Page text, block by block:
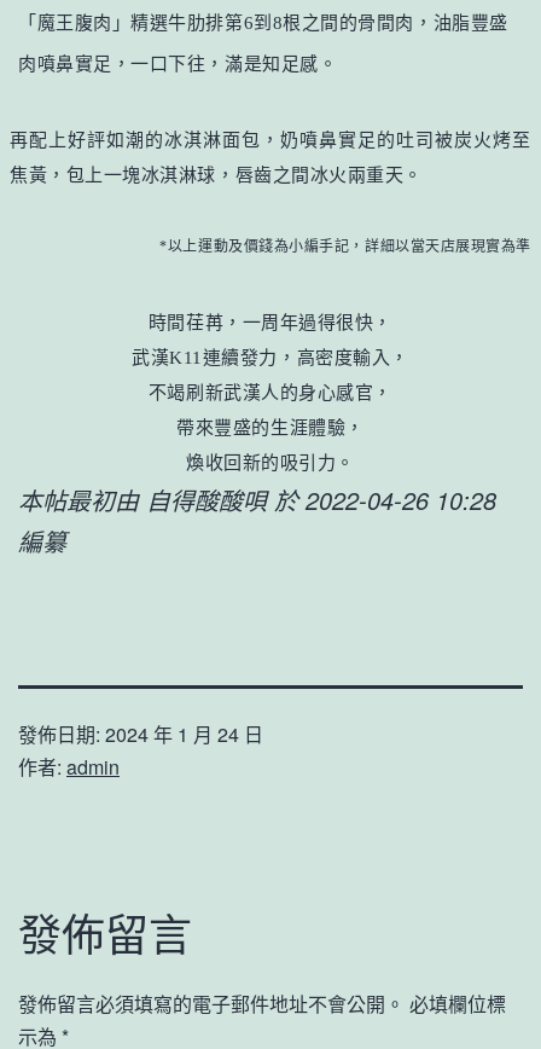
「魔王腹肉」精選牛肋排第6到8根之間的骨間肉，油脂豐盛
肉噴鼻實足，一口下往，滿是知足感。
再配上好評如潮的冰淇淋面包，奶噴鼻實足的吐司被炭火烤至
焦黃，包上一塊冰淇淋球，唇齒之間冰火兩重天。
*以上運動及價錢為小編手記，詳細以當天店展現實為準
時間荏苒，一周年過得很快，
武漢K11連續發力，高密度輸入，
不竭刷新武漢人的身心感官，
帶來豐盛的生涯體驗，
煥收回新的吸引力。
本帖最初由 自得酸酸唄 於 2022-04-26 10:28
編纂
發佈日期: 2024 年 1 月 24 日
作者: admin
發佈留言
發佈留言必須填寫的電子郵件地址不會公開。 必填欄位標
示為 *